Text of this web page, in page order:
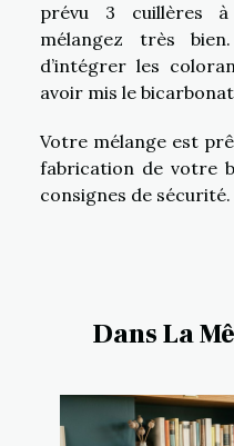
prévu 3 cuillères
mélangez très
d’intégrer les
avoir mis le
Votre mélange est
fabrication de votre
consignes de sécurité.
Dans La